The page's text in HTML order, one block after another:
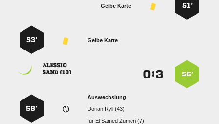
51’
Gelbe Karte
Gelbe Karte
53’
56’
:

 
Auswechslung
  
für    
58’